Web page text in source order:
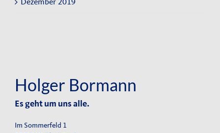
Holger Bormann
Es geht um uns alle.
Im Sommerfeld 1